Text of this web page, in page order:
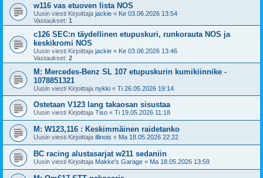
w116 vas etuoven lista NOS
Uusin viesti Kirjoittaja jackie « Ke 03.06.2026 13:54
Vastaukset: 1
c126 SEC:n täydellinen etupuskuri, runkorauta NOS ja
keskikromi NOS
Uusin viesti Kirjoittaja jackie « Ke 03.06.2026 13:46
Vastaukset: 2
M: Mercedes-Benz SL 107 etupuskurin kumikiinnike -
1078851321
Uusin viesti Kirjoittaja nykki « Ti 26.05.2026 19:14
Ostetaan V123 lang takaosan sisustaa
Uusin viesti Kirjoittaja Tiso « Ti 19.05.2026 11:18
M: W123,116 : Keskimmäinen raidetanko
Uusin viesti Kirjoittaja illinois « Ma 18.05.2026 22:22
BC racing alustasarjat w211 sedaniin
Uusin viesti Kirjoittaja Makke's Garage « Ma 18.05.2026 13:59